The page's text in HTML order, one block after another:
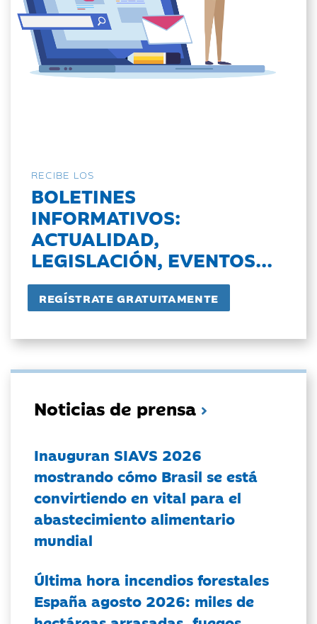
RECIBE LOS
BOLETINES
INFORMATIVOS:
ACTUALIDAD,
LEGISLACIÓN, EVENTOS...
Noticias de prensa
Inauguran SIAVS 2026
mostrando cómo Brasil se está
convirtiendo en vital para el
abastecimiento alimentario
mundial
Última hora incendios forestales
España agosto 2026: miles de